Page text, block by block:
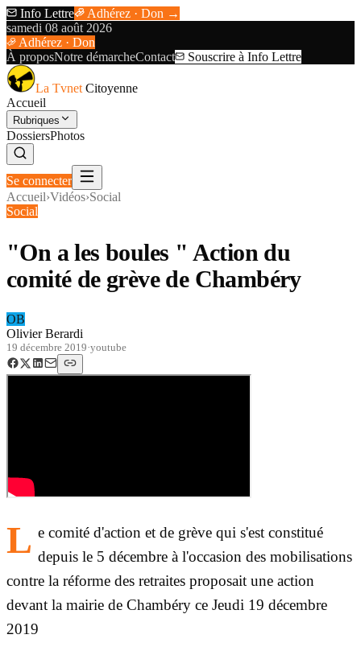
Info Lettre
Adhérez · Don →
samedi 08 août 2026
Adhérez · Don
À proposNotre démarcheContact Souscrire à Info Lettre
La Tvnet Citoyenne
Accueil
Rubriques
DossiersPhotos
Se connecter
Accueil›Vidéos›Social
Social
"On a les boules " Action du
comité de grève de Chambéry
OB
Olivier Berardi
19 décembre 2019·youtube
L e comité d'action et de grève qui s'est constitué
depuis le 5 décembre à l'occasion des mobilisations
contre la réforme des retraites proposait une action
devant la mairie de Chambéry ce Jeudi 19 décembre
2019